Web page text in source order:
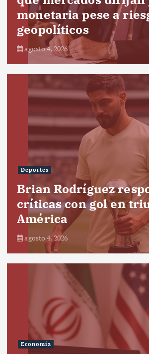
monetaria pese a
geopolíticos
agosto 4, 2026
Deportes
Brian Rodríguez
críticas con gol en
América
agosto 4, 2026
Economía